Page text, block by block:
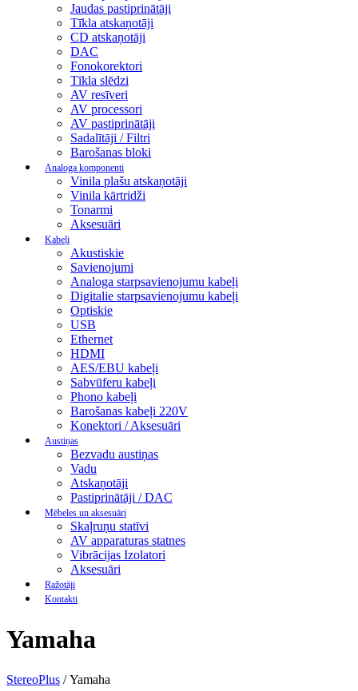
Jaudas pastiprinātāji
Tīkla atskaņotāji
CD atskaņotāji
DAC
Fonokorektori
Tīkla slēdzi
AV resīveri
AV processori
AV pastiprinātāji
Sadalītāji / Filtri
Barošanas bloki
Analoga komponenti
Vinila plašu atskaņotāji
Vinila kārtridži
Tonarmi
Aksesuāri
Kabeļi
Akustiskie
Savienojumi
Analoga starpsavienojumu kabeļi
Digitalie starpsavienojumu kabeļi
Optiskie
USB
Ethernet
HDMI
AES/EBU kabeļi
Sabvūferu kabeļi
Phono kabeļi
Barošanas kabeļi 220V
Konektori / Aksesuāri
Austiņas
Bezvadu austiņas
Vadu
Atskaņotāji
Pastiprinātāji / DAC
Mēbeles un aksesuāri
Skaļruņu statīvi
AV apparaturas statnes
Vibrācijas Izolatori
Aksesuāri
Ražotāji
Kontakti
Yamaha
StereoPlus /Yamaha